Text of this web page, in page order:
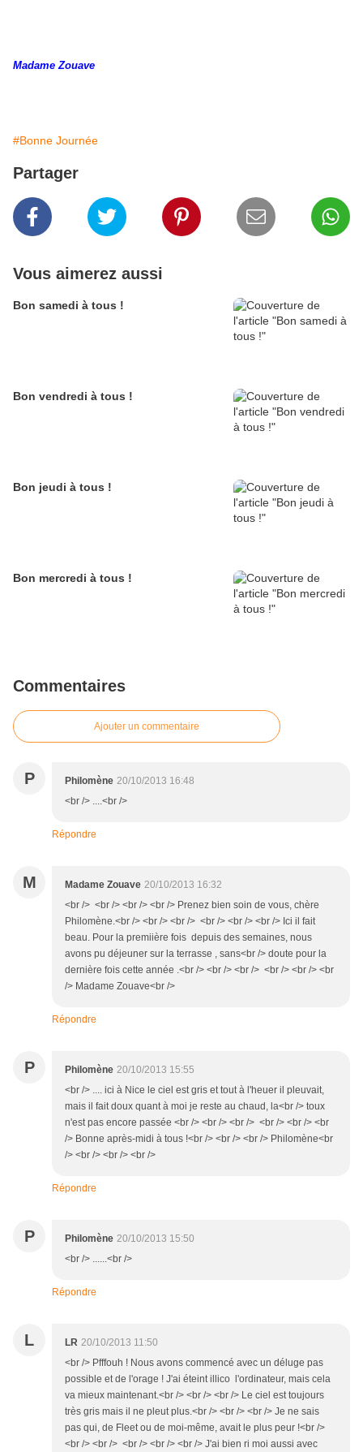
Madame Zouave
#Bonne Journée
Partager
Vous aimerez aussi
Bon samedi à tous !
Bon vendredi à tous !
Bon jeudi à tous !
Bon mercredi à tous !
Commentaires
Ajouter un commentaire
P Philomène 20/10/2013 16:48
<br /> ....<br />
Répondre
M Madame Zouave 20/10/2013 16:32
<br /> <br /> <br /> <br /> Prenez bien soin de vous, chère
Philomène.<br /> <br /> <br /> <br /> <br /> <br /> Ici il fait
beau. Pour la premiière fois depuis des semaines, nous
avons pu déjeuner sur la terrasse , sans<br /> doute pour la
dernière fois cette année .<br /> <br /> <br /> <br /> <br /> <br
/> Madame Zouave<br />
Répondre
P Philomène 20/10/2013 15:55
<br /> .... ici à Nice le ciel est gris et tout à l'heuer il pleuvait,
mais il fait doux quant à moi je reste au chaud, la<br /> toux
n'est pas encore passée <br /> <br /> <br /> <br /> <br /> <br
/> Bonne après-midi à tous !<br /> <br /> <br /> Philomène<br
/> <br /> <br /> <br />
Répondre
P Philomène 20/10/2013 15:50
<br /> ......<br />
Répondre
L LR 20/10/2013 11:50
<br /> Pfffouh ! Nous avons commencé avec un déluge pas
possible et de l'orage ! J'ai éteint illico l'ordinateur, mais cela
va mieux maintenant.<br /> <br /> <br /> Le ciel est toujours
très gris mais il ne pleut plus.<br /> <br /> <br /> Je ne sais
pas qui, de Fleet ou de moi-même, avait le plus peur !<br />
<br /> <br /> <br /> <br /> <br /> J'ai bien ri moi aussi avec